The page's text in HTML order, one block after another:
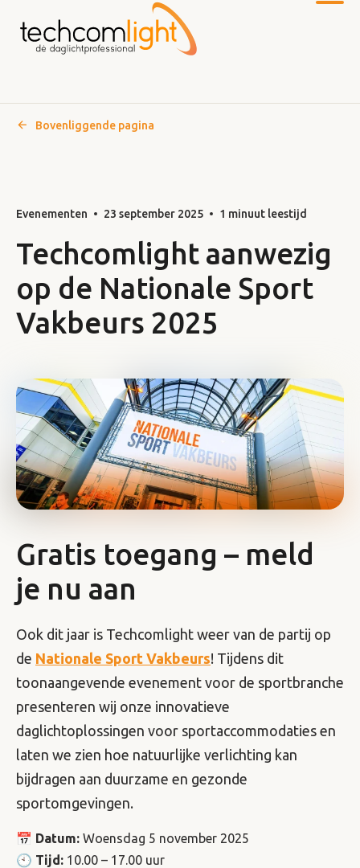
Naar
Bovenliggende pagina
Evenementen 23 september 2025 1 minuut leestijd
Techcomlight aanwezig
op de Nationale Sport
Vakbeurs 2025
Gratis toegang – meld
je nu aan
Ook dit jaar is Techcomlight weer van de partij op
de Nationale Sport Vakbeurs! Tijdens dit
toonaangevende evenement voor de sportbranche
presenteren wij onze innovatieve
daglichtoplossingen voor sportaccommodaties en
laten we zien hoe natuurlijke verlichting kan
bijdragen aan duurzame en gezonde
sportomgevingen.
📅 Datum: Woensdag 5 november 2025
🕙 Tijd: 10.00 – 17.00 uur